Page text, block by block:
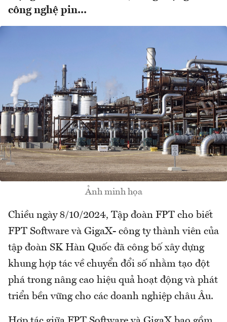
công nghệ pin...
Ảnh minh họa
Chiều ngày 8/10/2024, Tập đoàn FPT cho biết
FPT Software và GigaX- công ty thành viên của
tập đoàn SK Hàn Quốc đã công bố xây dựng
khung hợp tác về chuyển đổi số nhằm tạo đột
phá trong nâng cao hiệu quả hoạt động và phát
triển bền vững cho các doanh nghiệp châu Âu.